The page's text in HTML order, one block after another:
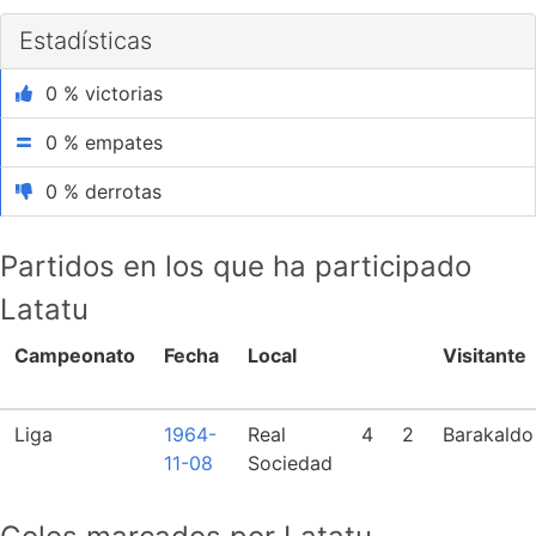
Estadísticas
0 % victorias
0 % empates
0 % derrotas
Partidos en los que ha participado
Latatu
Campeonato Fecha Local Visitante
Liga
1964-
11-08
Real
Sociedad
4 2 Barakaldo